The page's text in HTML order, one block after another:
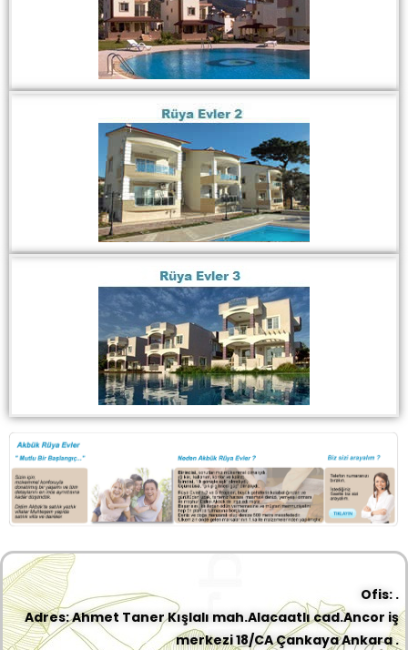
Ofis: .
Adres: Ahmet Taner Kışlalı mah.Alacaatlı cad.Ancor iş
merkezi 18/CA Çankaya Ankara .